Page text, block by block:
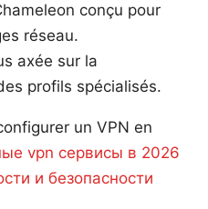
conçu pour
réseau.
axée sur la
profils spécialisés.
un VPN en
vpn сервисы в 2026
и безопасности